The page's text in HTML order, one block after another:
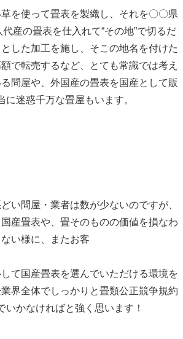
を使って畳表を製織し、それを〇〇県
産の畳表を仕入れて“その地”で切るだ
した加工を施し、そこの地名を付けた
で転売するなど、とても常識では考え
問屋や、外国産の畳表を国産として販
に迷惑千万な畳屋もいます。
い問屋・業者は数が少ないのですが、
産畳表や、畳そのものの価値を損なわ
ない様に、またお客
て国産畳表を選んでいただける環境を
界全体でしっかりと畳類公正競争規約
いかなければと強く思います！